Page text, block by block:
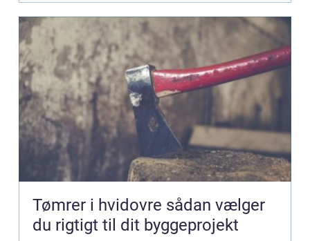
Tømrer i hvidovre sådan vælger
du rigtigt til dit byggeprojekt